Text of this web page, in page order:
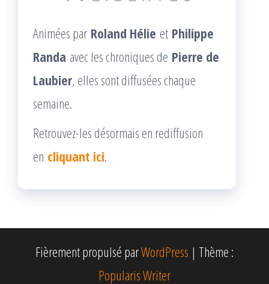
Animées par Roland Hélie et Philippe
Randa avec les chroniques de Pierre de
Laubier, elles sont diffusées chaque
semaine.
Retrouvez-les désormais en rediffusion
en cliquant ici.
Fièrement propulsé parWordPress | Thème :
Popularis Writer